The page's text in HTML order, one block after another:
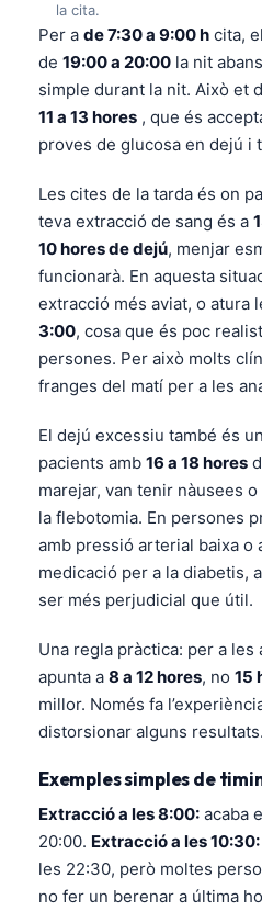
la cita.
Per a de 7:30 a 9:00 h cita,
de 19:00 a 20:00 la nit
simple durant la nit. Això et
11 a 13 hores , que és
proves de glucosa en dejú i
Les cites de la tarda és on
teva extracció de sang és a
10 hores de dejú, menjar
funcionarà. En aquesta
extracció més aviat, o atura
3:00, cosa que és poc
persones. Per això molts
franges del matí per a les
El dejú excessiu també és
pacients amb 16 a 18 hores
marejar, van tenir nàusees
la flebotomia. En persones
amb pressió arterial baixa o
medicació per a la diabetis,
ser més perjudicial que útil.
Una regla pràctica: per a
apunta a 8 a 12 hores, no 15
millor. Només fa
distorsionar alguns resultats.
Exemples simples de
Extracció a les 8:00: acaba
20:00. Extracció a les 10:30:
les 22:30, però moltes
no fer un berenar a última
Қазақ тілі
Suomi
Hrvatski
Slovenčina
پښتو
سنڌي
অসমীয়া
Latviešu valoda
Македонски јазик
Occitan
العربية المغربية
Afrikaans
Монгол
ພາສາລາວ
Basa Jawa
ئۇيغۇرچە
Кыргызча
Татар теле
Беларуская мова